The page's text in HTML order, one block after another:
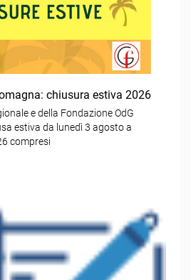
chiusura estiva 2026
e della Fondazione OdG
estiva da lunedì 3 agosto a
compresi